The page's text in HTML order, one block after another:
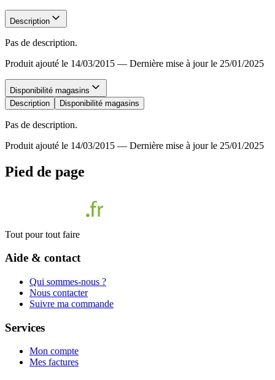
Description
Pas de description.
Produit ajouté le 14/03/2015 — Dernière mise à jour le 25/01/2025
Disponibilité magasins
Description
Disponibilité magasins
Pas de description.
Produit ajouté le 14/03/2015 — Dernière mise à jour le 25/01/2025
Pied de page
Tout pour tout faire
Aide & contact
Qui sommes-nous ?
Nous contacter
Suivre ma commande
Services
Mon compte
Mes factures